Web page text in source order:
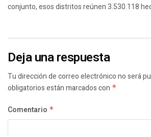
conjunto, esos distritos reúnen 3.530.118
Deja una respuesta
Tu dirección de correo electrónico no será
obligatorios están marcados con *
Comentario *